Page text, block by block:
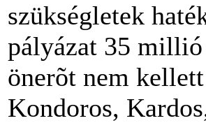
szükségletek
pályázat 35 millió
önerõt nem
Kondoros,